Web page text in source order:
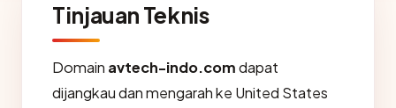
Tinjauan Teknis
Domain avtech-indo.comdapat
dijangkau dan mengarah ke United States